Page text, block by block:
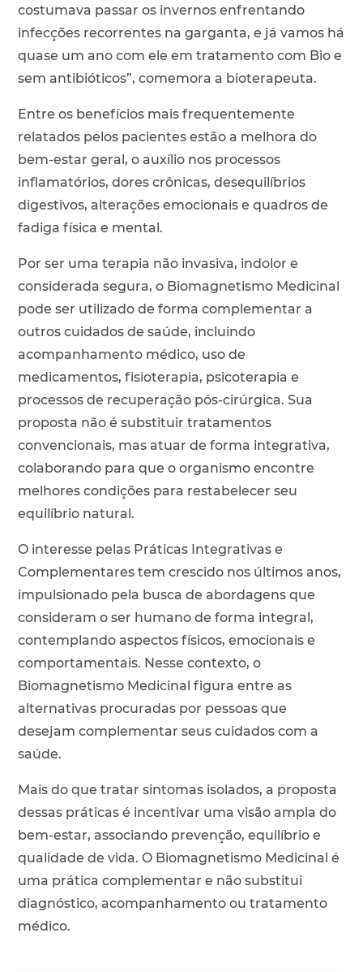
costumava passar os invernos enfrentando
infecções recorrentes na garganta, e já vamos há
quase um ano com ele em tratamento com Bio e
sem antibióticos”, comemora a bioterapeuta.
Entre os benefícios mais frequentemente
relatados pelos pacientes estão a melhora do
bem-estar geral, o auxílio nos processos
inflamatórios, dores crônicas, desequilíbrios
digestivos, alterações emocionais e quadros de
fadiga física e mental.
Por ser uma terapia não invasiva, indolor e
considerada segura, o Biomagnetismo Medicinal
pode ser utilizado de forma complementar a
outros cuidados de saúde, incluindo
acompanhamento médico, uso de
medicamentos, fisioterapia, psicoterapia e
processos de recuperação pós-cirúrgica. Sua
proposta não é substituir tratamentos
convencionais, mas atuar de forma integrativa,
colaborando para que o organismo encontre
melhores condições para restabelecer seu
equilíbrio natural.
O interesse pelas Práticas Integrativas e
Complementares tem crescido nos últimos anos,
impulsionado pela busca de abordagens que
consideram o ser humano de forma integral,
contemplando aspectos físicos, emocionais e
comportamentais. Nesse contexto, o
Biomagnetismo Medicinal figura entre as
alternativas procuradas por pessoas que
desejam complementar seus cuidados com a
saúde.
Mais do que tratar sintomas isolados, a proposta
dessas práticas é incentivar uma visão ampla do
bem-estar, associando prevenção, equilíbrio e
qualidade de vida. O Biomagnetismo Medicinal é
uma prática complementar e não substitui
diagnóstico, acompanhamento ou tratamento
médico.